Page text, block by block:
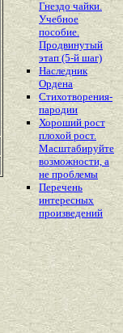
Гнездо чайки.
Учебное
пособие.
Продвинутый
этап (5-й шаг)
Наследник
Ордена
Стихотворения-
пародии
Хороший рост
плохой рост.
Масштабируйте
возможности, а
не проблемы
Перечень
интересных
произведений